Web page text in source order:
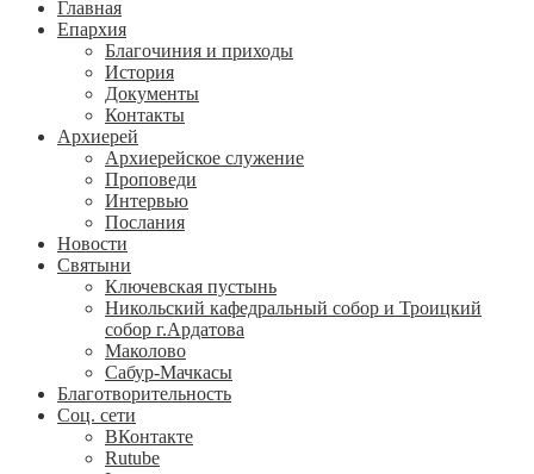
Главная
Епархия
Благочиния и приходы
История
Документы
Контакты
Архиерей
Архиерейское служение
Проповеди
Интервью
Послания
Новости
Святыни
Ключевская пустынь
Никольский кафедральный собор и Троицкий
собор г.Ардатова
Маколово
Сабур-Мачкасы
Благотворительность
Соц. сети
ВКонтакте
Rutube